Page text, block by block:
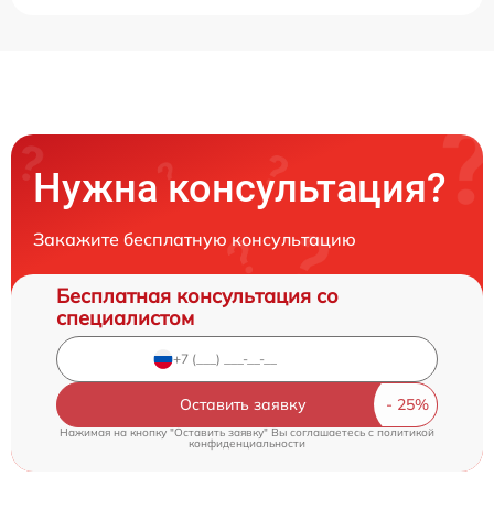
Нужна консультация?
Закажите бесплатную консультацию
Бесплатная консультация со
специалистом
Оставить заявку
Нажимая на кнопку "Оставить заявку" Вы соглашаетесь cполитикой
конфиденциальности